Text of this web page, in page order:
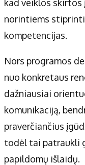
kad veiklos skirtos
norintiems
kompetencijas.
Nors programos
nuo konkretaus
dažniausiai
komunikaciją,
praverčiančius
todėl tai patraukli
papildomų išlaidų.